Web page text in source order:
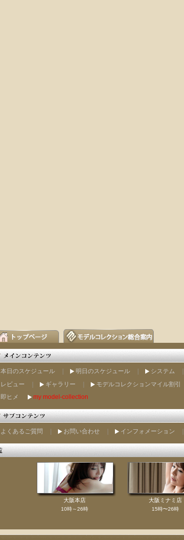
本日のスケジュール ｜ 明日のスケジュール ｜ システム ｜
レビュー
｜ ギャラリー ｜ モデルコレクションマイル割引
即ヒメ
my model-collection
よくあるご質問 お問い合わせ インフォメーション
大阪本店
10時～26時
大阪ミナミ店
15時〜26時